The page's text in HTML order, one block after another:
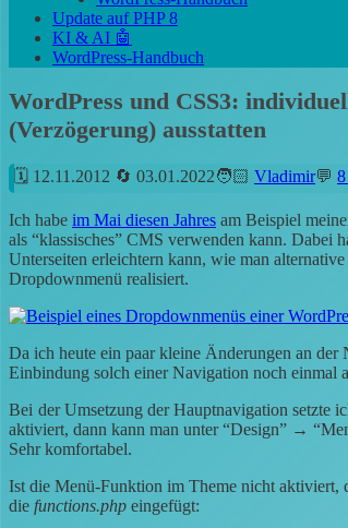
Update auf PHP 8
KI & AI 🤖
WordPress-Handbuch
WordPress und CSS3:
(Verzögerung) ausstatten
12.11.2012 03.01.2022 Vladimir
Ich habe im Mai diesen Jahres am Beispiel
als “klassisches” CMS verwenden kann. Dabei
Unterseiten erleichtern kann, wie man
Dropdownmenü realisiert.
Da ich heute ein paar kleine Änderungen an
Einbindung solch einer Navigation noch einmal
Bei der Umsetzung der Hauptnavigation setzte
aktiviert, dann kann man unter “Design” →
Sehr komfortabel.
Ist die Menü-Funktion im Theme nicht aktiviert,
die functions.php eingefügt: